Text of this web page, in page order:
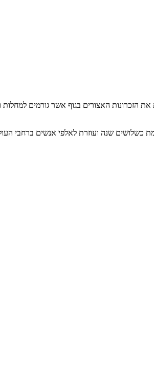
האצורים בגוף אשר גורמים למחלות
כשלושים שנה ועוזרת לאלפי אנשים ברחבי